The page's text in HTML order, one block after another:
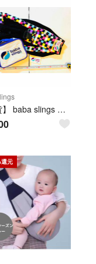
【雑貨】 baba slings ババスリング レインボーブラック
元